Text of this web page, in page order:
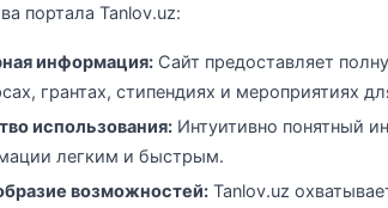
портала Tanlov.uz:
информация: Сайт предоставляет
грантах, стипендиях и мероприятиях
использования: Интуитивно понятный
легким и быстрым.
возможностей: Tanlov.uz